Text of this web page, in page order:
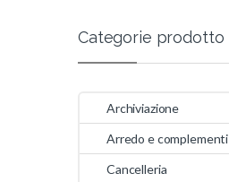
Categorie prodotto
Archiviazione
Arredo e complementi
Cancelleria